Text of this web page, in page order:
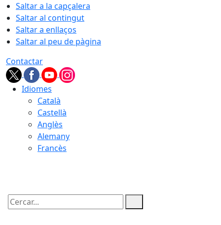
Saltar a la capçalera
Saltar al contingut
Saltar a enllaços
Saltar al peu de pàgina
Contactar
Idiomes
Català
Castellà
Anglès
Alemany
Francès
Cercar: